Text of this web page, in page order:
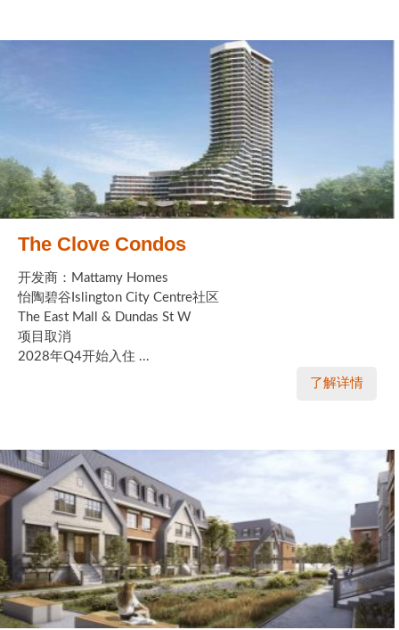
The Clove Condos
开发商：Mattamy Homes
怡陶碧谷Islington City Centre社区
The East Mall & Dundas St W
项目取消
2028年Q4开始入住 ...
了解详情